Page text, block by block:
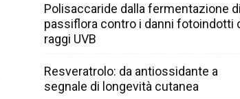
Polisaccaride dalla fermentazione di
passiflora contro i danni fotoindotti
raggi UVB
Resveratrolo: da antiossidante a
segnale di longevità cutanea